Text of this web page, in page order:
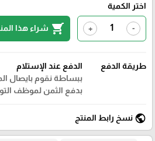
اختر الكمية
-
+
shopping_cart شراء هذا
طريقة الدفع
الدفع عند الإستلام
ببساطة نقوم بايصال
بدفع الثمن لموظف
public نسخ رابط المنتج